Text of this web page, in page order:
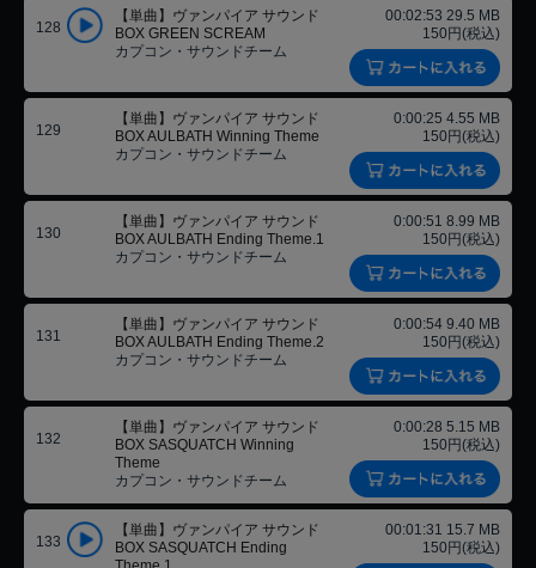
128
【単曲】ヴァンパイア サウンド
BOX GREEN SCREAM
カプコン・サウンドチーム
00:02:53 29.5 MB
150円(税込)
129
【単曲】ヴァンパイア サウンド
BOX AULBATH Winning Theme
カプコン・サウンドチーム
0:00:25 4.55 MB
150円(税込)
130
【単曲】ヴァンパイア サウンド
BOX AULBATH Ending Theme.1
カプコン・サウンドチーム
0:00:51 8.99 MB
150円(税込)
131
【単曲】ヴァンパイア サウンド
BOX AULBATH Ending Theme.2
カプコン・サウンドチーム
0:00:54 9.40 MB
150円(税込)
132
【単曲】ヴァンパイア サウンド
BOX SASQUATCH Winning
Theme
カプコン・サウンドチーム
0:00:28 5.15 MB
150円(税込)
133
【単曲】ヴァンパイア サウンド
BOX SASQUATCH Ending
00:01:31 15.7 MB
150円(税込)